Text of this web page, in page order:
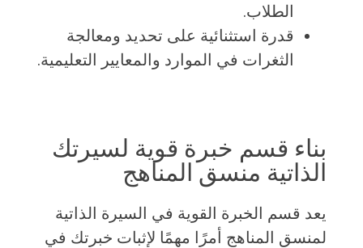
الطلاب.
قدرة استثنائية على تحديد ومعالجة
الثغرات في الموارد والمعايير التعليمية.
بناء قسم خبرة قوية لسيرتك
الذاتية منسق المناهج
يعد قسم الخبرة القوية في السيرة الذاتية
لمنسق المناهج أمرًا مهمًا لإثبات خبرتك في